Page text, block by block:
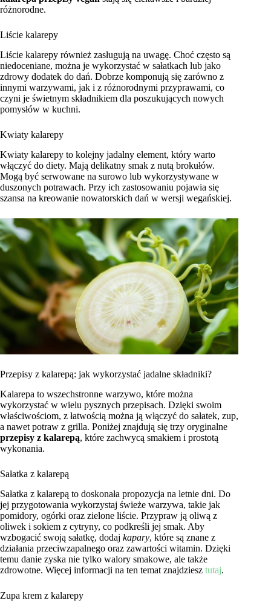
różnorodne.
Liście kalarepy
Liście kalarepy również zasługują na uwagę. Choć często są
niedoceniane, można je wykorzystać w sałatkach lub jako
zdrowy dodatek do dań. Dobrze komponują się zarówno z
innymi warzywami, jak i z różnorodnymi przyprawami, co
czyni je świetnym składnikiem dla poszukujących nowych
pomysłów w kuchni.
Kwiaty kalarepy
Kwiaty kalarepy to kolejny jadalny element, który warto
włączyć do diety. Mają delikatny smak z nutą brokułów.
Mogą być serwowane na surowo lub wykorzystywane w
duszonych potrawach. Przy ich zastosowaniu pojawia się
szansa na kreowanie nowatorskich dań w wersji wegańskiej.
Przepisy z kalarepą: jak wykorzystać jadalne składniki?
Kalarepa to wszechstronne warzywo, które można
wykorzystać w wielu pysznych przepisach. Dzięki swoim
właściwościom, z łatwością można ją włączyć do sałatek, zup,
a nawet potraw z grilla. Poniżej znajdują się trzy oryginalne
przepisy z kalarepą, które zachwycą smakiem i prostotą
wykonania.
Sałatka z kalarepą
Sałatka z kalarepą to doskonała propozycja na letnie dni. Do
jej przygotowania wykorzystaj świeże warzywa, takie jak
pomidory, ogórki oraz zielone liście. Przypraw ją oliwą z
oliwek i sokiem z cytryny, co podkreśli jej smak. Aby
wzbogacić swoją sałatkę, dodaj kapary, które są znane z
działania przeciwzapalnego oraz zawartości witamin. Dzięki
temu danie zyska nie tylko walory smakowe, ale także
zdrowotne. Więcej informacji na ten temat znajdziesz tutaj.
Zupa krem z kalarepy